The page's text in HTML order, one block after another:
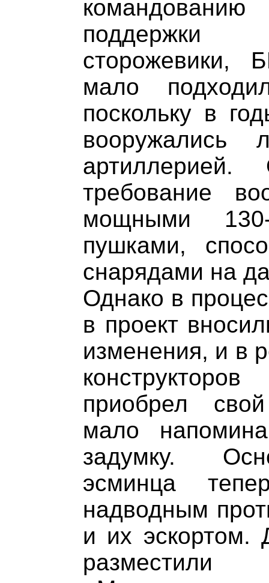
сторожевики,
мало
поскольку в
вооружались
требование
мощными 130-
пушками,
снарядами на
Однако в
в проект
изменения, и в
приобрел
мало
задумку.
эсминца
надводным
и их эскортом.
разместили